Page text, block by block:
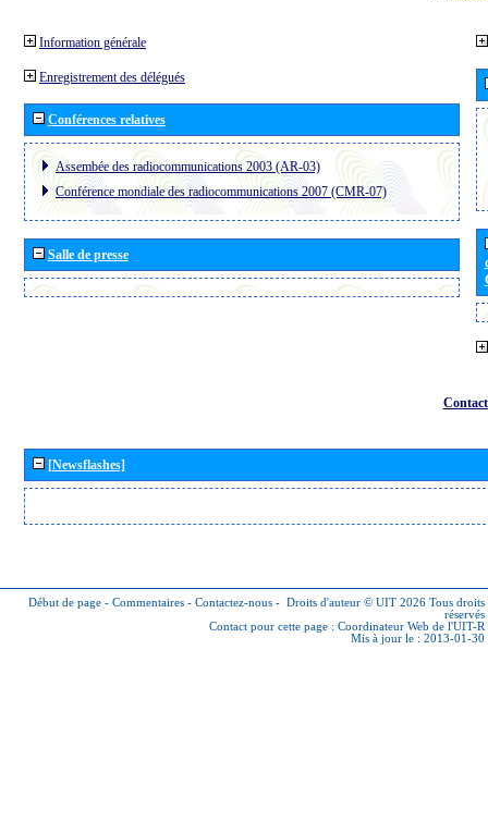
Information générale
Enregistrement des délégués
Conférences relatives
Assembée des radiocommunications 2003 (AR-03)
Conférence mondiale des radiocommunications 2007 (CMR-07)
Salle de presse
[Newsflashes]
Début de page - Commentaires - Contactez-nous - Droits d'auteur © UIT 2026 Tous droits
réservés
Contact pour cette page : Coordinateur Web de l'UIT-R
Mis à jour le : 2013-01-30